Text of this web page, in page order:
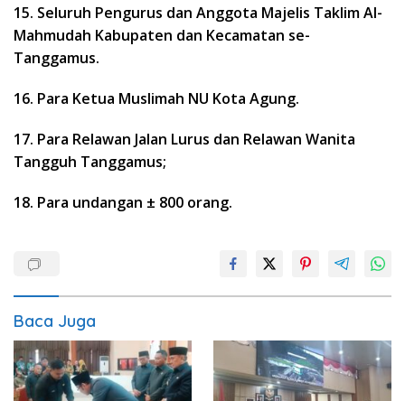
15. Seluruh Pengurus dan Anggota Majelis Taklim Al-
Mahmudah Kabupaten dan Kecamatan se-
Tanggamus.
16. Para Ketua Muslimah NU Kota Agung.
17. Para Relawan Jalan Lurus dan Relawan Wanita
Tangguh Tanggamus;
18. Para undangan ± 800 orang.
Baca Juga